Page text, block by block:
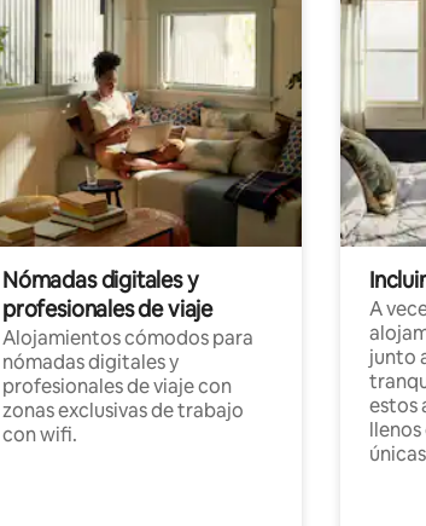
Nómadas digitales y
profesionales de viaje
Alojamientos cómodos para
nómadas digitales y
profesionales de viaje con
zonas exclusivas de trabajo
con wifi.
A
junto
estos